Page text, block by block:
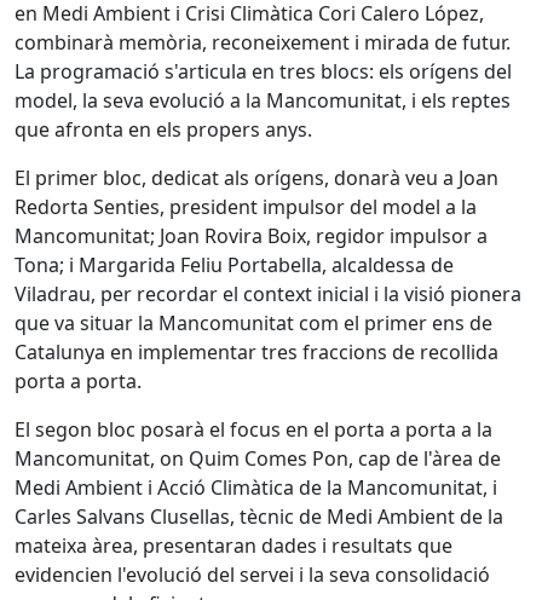
en Medi Ambient i Crisi Climàtica Cori Calero López,
combinarà memòria, reconeixement i mirada de futur.
La programació s'articula en tres blocs: els orígens del
model, la seva evolució a la Mancomunitat, i els reptes
que afronta en els propers anys.
El primer bloc, dedicat als orígens, donarà veu a Joan
Redorta Senties, president impulsor del model a la
Mancomunitat; Joan Rovira Boix, regidor impulsor a
Tona; i Margarida Feliu Portabella, alcaldessa de
Viladrau, per recordar el context inicial i la visió pionera
que va situar la Mancomunitat com el primer ens de
Catalunya en implementar tres fraccions de recollida
porta a porta.
El segon bloc posarà el focus en el porta a porta a la
Mancomunitat, on Quim Comes Pon, cap de l'àrea de
Medi Ambient i Acció Climàtica de la Mancomunitat, i
Carles Salvans Clusellas, tècnic de Medi Ambient de la
mateixa àrea, presentaran dades i resultats que
evidencien l'evolució del servei i la seva consolidació